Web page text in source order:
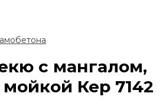
с мангалом,
Кер 7142